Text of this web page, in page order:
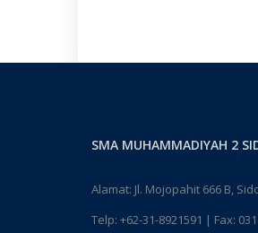
SMA MUHAMMADIYAH 2
Alamat: Jl. Mojopahit 666 B,
Telp: +62-31-8921591 | Fax: